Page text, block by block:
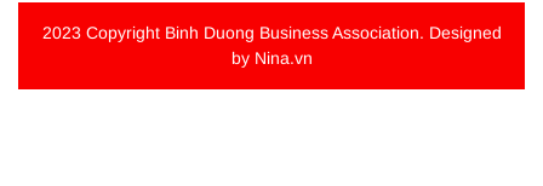
2023 Copyright Binh Duong Business Association. Designed
by Nina.vn